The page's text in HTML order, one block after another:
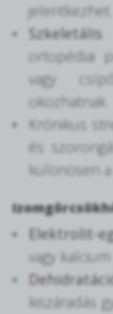
jelentkezhet.
ortopédiai
vagy
okozhatnak.
Krónikus
és
különösen a
Elektrolit-
vagy
kiszáradás